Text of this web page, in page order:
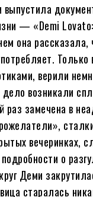
выпустила
— «Demi
она рассказала,
верили
возникали
раз замечена в
вечеринках,
о
Деми
старалась